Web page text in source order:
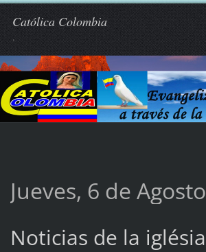
Católica Colombia
.
Jueves, 6 de Agosto
Noticias de la iglésia